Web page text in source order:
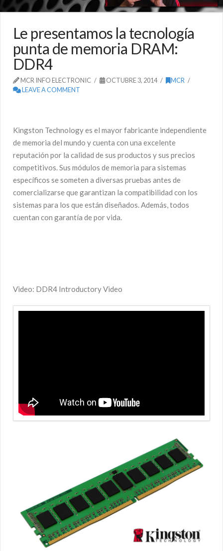
Le presentamos la tecnología
punta de memoria DRAM:
DDR4
MCR INFO ELECTRONIC OCTUBRE 3, 2014
MCR
LEAVE A COMMENT
Kingston Technology es el mayor fabricante independiente
de memoria del mundo y cuenta con una excelente
reputación por la calidad de sus productos y sus precios
competitivos. Sus módulos de memoria para sistemas
específicos se someten a diversas pruebas antes de
comercializarse que garantizan la compatibilidad con los
sistemas para los que están diseñados. Además, todos
cuentan con garantía de por vida.
Video: DDR4 Introductory Video